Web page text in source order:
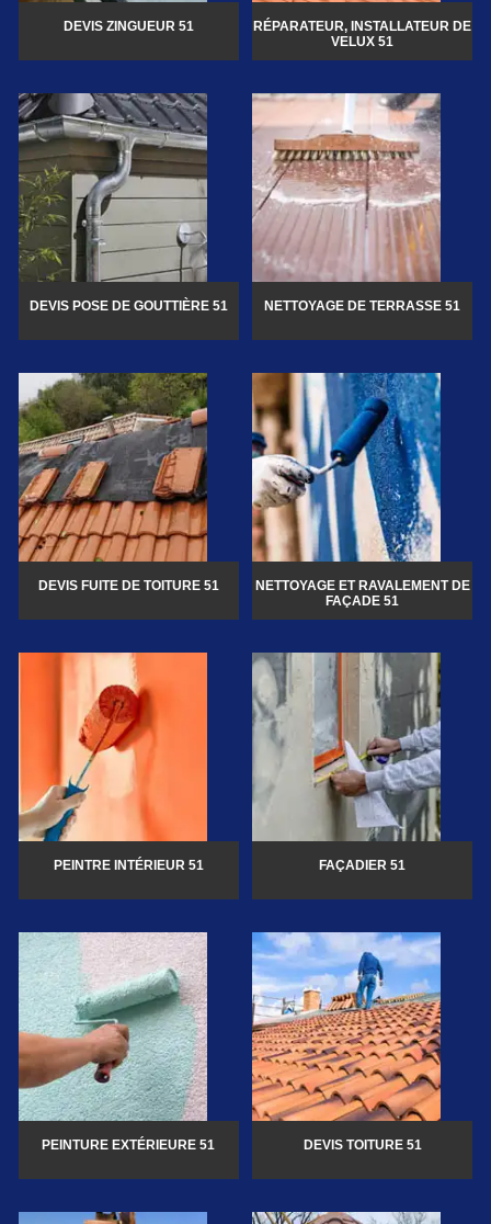
DEVIS ZINGUEUR 51
RÉPARATEUR, INSTALLATEUR DE
VELUX 51
DEVIS POSE DE GOUTTIÈRE 51 NETTOYAGE DE TERRASSE 51
DEVIS FUITE DE TOITURE 51
NETTOYAGE ET RAVALEMENT DE
FAÇADE 51
PEINTRE INTÉRIEUR 51 FAÇADIER 51
PEINTURE EXTÉRIEURE 51 DEVIS TOITURE 51